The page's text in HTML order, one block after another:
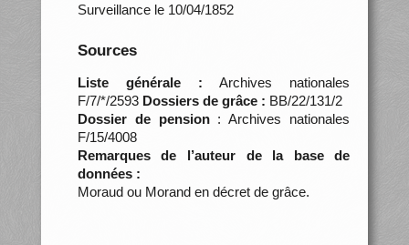
Surveillance le 10/04/1852
Sources
Liste générale : Archives nationales
F/7/*/2593 Dossiers de grâce : BB/22/131/2
Dossier de pension: Archives nationales
F/15/4008
Remarques de l’auteur de la base de
données :
Moraud ou Morand en décret de grâce.